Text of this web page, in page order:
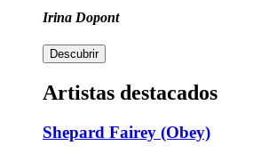
Irina Dopont
Descubrir
Artistas destacados
Shepard Fairey (Obey)